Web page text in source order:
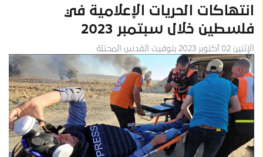
انتهاكات الحريات الإعلامية في
فلسطين خلال سبتمبر 2023
الإثنين 02 أكتوبر 2023 بتوقيت القدس المحتلة